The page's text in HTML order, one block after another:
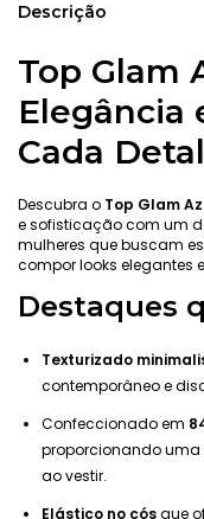
Descrição
Top Glam
Elegância
Cada
Descubra o Top Glam
e sofisticação com um
mulheres que buscam
compor looks elegantes
Destaques
Texturizado
contemporâneo e
Confeccionado em
proporcionando uma
ao vestir.
Elástico no cósque